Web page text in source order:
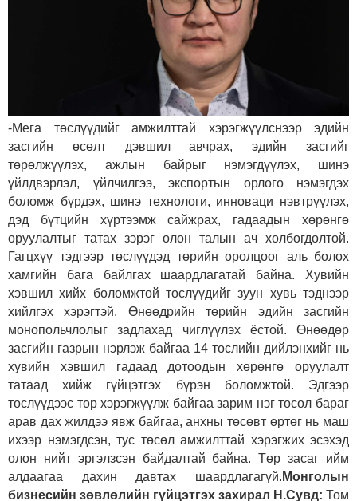
-Мега төслүүдийг амжилттай хэрэгжүүлснээр эдийн
засгийн өсөлт дэвшил авчрах, эдийн засгийг
төрөлжүүлэх, ажлын байрыг нэмэгдүүлэх, шинэ
үйлдвэрлэл, үйлчилгээ, экспортын орлого нэмэгдэх
боломж бүрдэх, шинэ технологи, инноваци нэвтрүүлэх,
дэд бүтцийн хүртээмж сайжрах, гадаадын хөрөнгө
оруулалтыг татах зэрэг олон талын ач холбогдолтой.
Гагцхүү тэдгээр төслүүдэд төрийн оролцоог аль болох
хамгийн бага байлгах шаардлагатай байна. Хувийн
хэвшил хийх боломжтой төслүүдийг зуун хувь тэднээр
хийлгэх хэрэгтэй. Өнөөдрийн төрийн эдийн засгийн
монопольчлолыг задлахад чиглүүлэх ёстой. Өнөөдөр
засгийн газрын нэрлэж байгаа 14 төслийн дийлэнхийг нь
хувийн хэвшил гадаад дотоодын хөрөнгө оруулалт
татаад хийж гүйцэтгэх бүрэн боломжтой. Эдгээр
төслүүдээс төр хэрэгжүүлж байгаа зарим нэг төсөл бараг
арав дах жилдээ явж байгаа, анхны төсөвт өртөг нь маш
ихээр нэмэгдсэн, тус төсөл амжилттай хэрэгжих эсэхэд
олон нийт эргэлзсэн байдалтай байна. Төр засаг ийм
алдаагаа дахин давтах шаардлагагүй. Монголын
бизнесийн зөвлөлийн гүйцэтгэх захирал Н.Сувд: Том